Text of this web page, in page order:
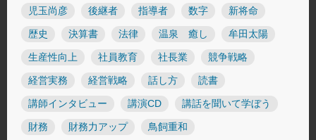
児玉尚彦 後継者 指導者 数字 新将命
歴史 決算書 法律 温泉 癒し 牟田太陽
生産性向上 社員教育 社長業 競争戦略
経営実務 経営戦略 話し方 読書
講師インタビュー 講演CD 講話を聞いて学ぼう
財務 財務力アップ 鳥飼重和